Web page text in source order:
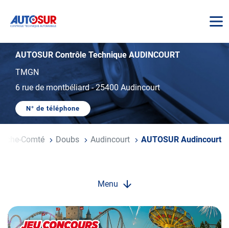
AUTOSUR
AUTOSUR Contrôle Technique AUDINCOURT
TMGN
6 rue de montbéliard-25400 Audincourt
N° de téléphone
AFFICHER
DE
TÉLÉPHONE
Comté Doubs Audincourt AUTOSUR Audincourt
Menu
Opération
spéciale